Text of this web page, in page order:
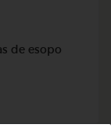
de esopo